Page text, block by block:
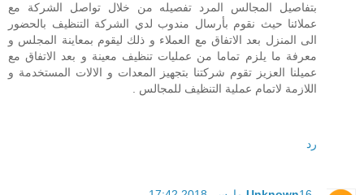
بتفاصيل المجالس المرد تفصيله من خلال تواصل الشركة مع
عملائنا حيث نقوم بأرسال مندوب لدي الشركة التنظيف بالحضور
الى المنزل بعد الاتفاق مع العملاء و ذلك ليقوم بمعاينة المجلس و
معرفة ما يلزم تماما من عمليات تنظيف معينة و بعد الاتفاق مع
عميلنا العزيز تقوم شركتنا بتجهيز المعدات و الالات المستخدمة و
اللازمة لاتمام عملية التنظيف للمجالس .
رد